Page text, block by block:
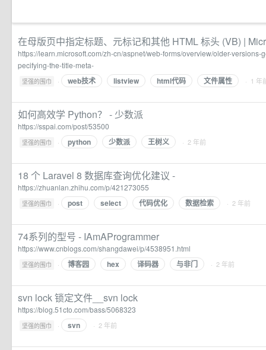
在母版页中指定标题、元标记和其他 HTML 标头 (VB) |
https://learn.microsoft.com/zh-cn/aspnet/web-forms/overview/older-versions-
pecifying-the-title-meta-
坚强的围巾 · web技术 listview html代码 文件属性 · 1 年
如何高效学 Python？ - 少数派
https://sspai.com/post/53500
坚强的围巾 · python 少数派 王树义 · 2 年前
18 个 Laravel 8 数据库查询优化建议 -
https://zhuanlan.zhihu.com/p/421273055
坚强的围巾 · post select 代码优化 数据检索 · 2 年前
74系列的型号 - IAmAProgrammer
https://www.cnblogs.com/shangdawei/p/4538951.html
坚强的围巾 · 博客园 hex 译码器 与非门 · 2 年前
svn lock 锁定文件__svn lock
https://blog.51cto.com/bass/5068323
坚强的围巾 · svn · 2 年前